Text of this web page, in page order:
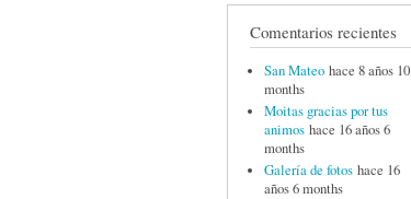
Comentarios recientes
San Mateo hace 8 años 10
months
Moitas gracias por tus
animos hace 16 años 6
months
Galería de fotos hace 16
años 6 months